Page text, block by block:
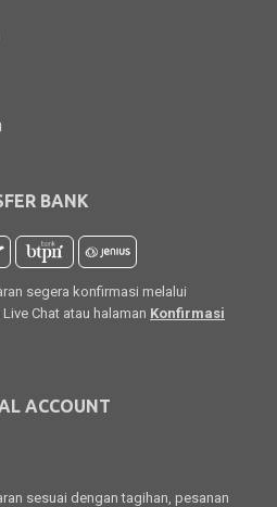
BANK
segera konfirmasi melalui
Chat atau halaman Konfirmasi
ACCOUNT
sesuai dengan tagihan, pesanan